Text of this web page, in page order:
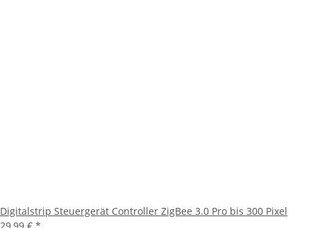
Digitalstrip Steuergerät Controller ZigBee 3.0 Pro bis 300 Pixel